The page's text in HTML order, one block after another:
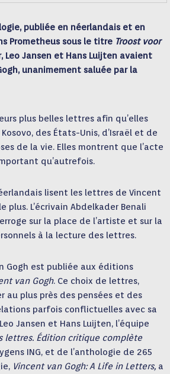
, publiée en néerlandais et en
Prometheus sous le titre Troost voor
Leo Jansen et Hans Luijten avaient
unanimement saluée par la
plus belles lettres afin qu’elles
des États-Unis, d’Israël et de
de la vie. Elles montrent que l’acte
qu’autrefois.
lisent les lettres de Vincent
L’écrivain Abdelkader Benali
sur la place de l’artiste et sur la
à la lecture des lettres.
Gogh est publiée aux éditions
van Gogh. Ce choix de lettres,
au plus près des pensées et des
parfois conflictuelles avec sa
Jansen et Hans Luijten, l’équipe
lettres. Édition critique complète
ING, et de l’anthologie de 265
Vincent van Gogh: A Life in Letters, a